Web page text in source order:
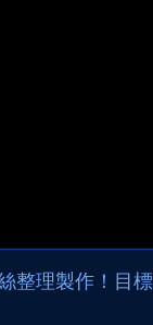
整理製作！目